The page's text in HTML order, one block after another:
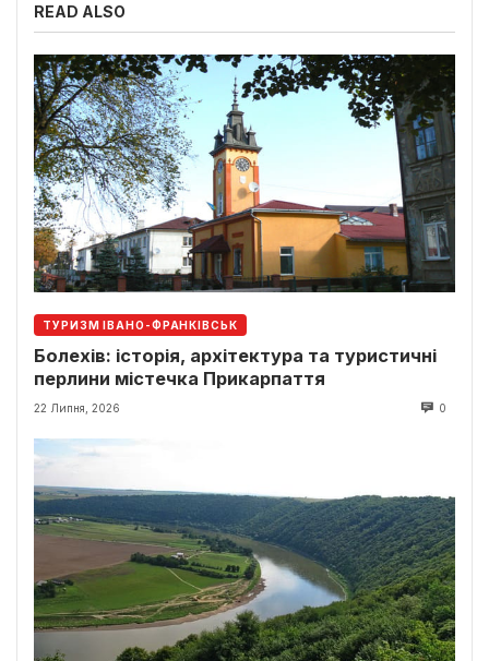
READ ALSO
ТУРИЗМ ІВАНО-ФРАНКІВСЬК
Болехів: історія, архітектура та туристичні
перлини містечка Прикарпаття
22 Липня, 2026 0